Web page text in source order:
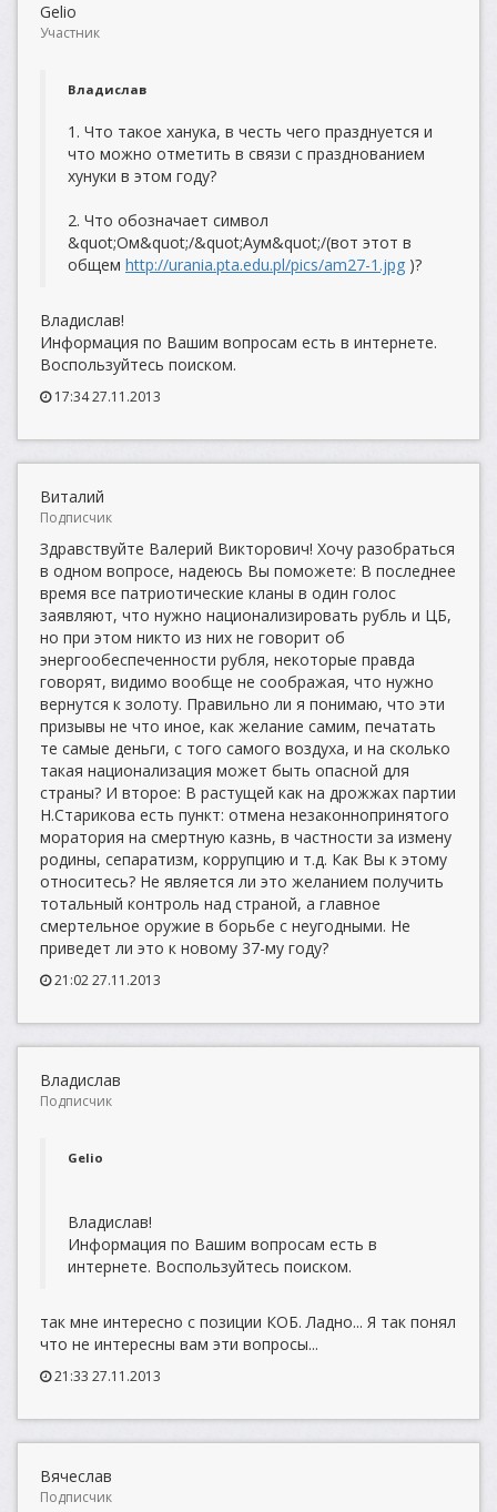
Gelio
Участник
Владислав
1. Что такое ханука, в честь чего празднуется и
что можно отметить в связи с празднованием
хунуки в этом году?
2. Что обозначает символ
&quot;Ом&quot;/&quot;Аум&quot;/(вот этот в
общем http://urania.pta.edu.pl/pics/am27-1.jpg )?
Владислав!
Информация по Вашим вопросам есть в интернете.
Воспользуйтесь поиском.
17:34 27.11.2013
Виталий
Подписчик
Здравствуйте Валерий Викторович! Хочу разобраться
в одном вопросе, надеюсь Вы поможете: В последнее
время все патриотические кланы в один голос
заявляют, что нужно национализировать рубль и ЦБ,
но при этом никто из них не говорит об
энергообеспеченности рубля, некоторые правда
говорят, видимо вообще не соображая, что нужно
вернутся к золоту. Правильно ли я понимаю, что эти
призывы не что иное, как желание самим, печатать
те самые деньги, с того самого воздуха, и на сколько
такая национализация может быть опасной для
страны? И второе: В растущей как на дрожжах партии
Н.Старикова есть пункт: отмена незаконнопринятого
моратория на смертную казнь, в частности за измену
родины, сепаратизм, коррупцию и т.д. Как Вы к этому
относитесь? Не является ли это желанием получить
тотальный контроль над страной, а главное
смертельное оружие в борьбе с неугодными. Не
приведет ли это к новому 37-му году?
21:02 27.11.2013
Владислав
Подписчик
Gelio
Владислав!
Информация по Вашим вопросам есть в
интернете. Воспользуйтесь поиском.
так мне интересно с позиции КОБ. Ладно... Я так понял
что не интересны вам эти вопросы...
21:33 27.11.2013
Вячеслав
Подписчик